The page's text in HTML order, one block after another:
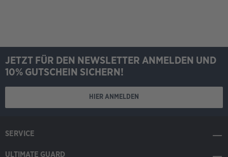
JETZT FÜR DEN NEWSLETTER ANMELDEN UND
10% GUTSCHEIN SICHERN!
HIER ANMELDEN
SERVICE
ULTIMATE GUARD